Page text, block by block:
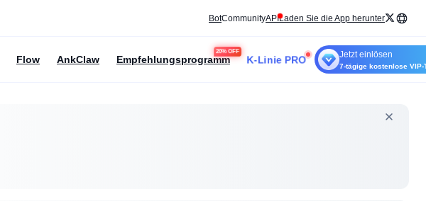
BotCommunityAPILaden Sie die App herunter
Flow AnkClaw Empfehlungsprogramm
20% OFF
K-Linie PRO Jetzt einlösen
7-tägige kostenlose VIP-